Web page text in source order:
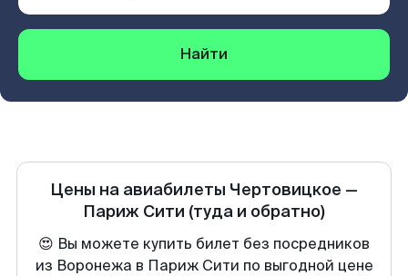
Найти
Цены на авиабилеты Чертовицкое —
Париж Сити (туда и обратно)
😍 Вы можете купить билет без посредников
из Воронежа в Париж Сити по выгодной цене